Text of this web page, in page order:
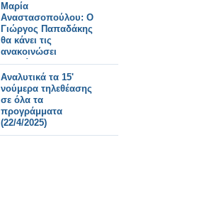
Μαρία
Αναστασοπούλου: Ο
Γιώργος Παπαδάκης
θα κάνει τις
ανακοινώσει
πρωτίστως στους
τηλεθεατές...
Αναλυτικά τα 15'
νούμερα τηλεθέασης
σε όλα τα
προγράμματα
(22/4/2025)